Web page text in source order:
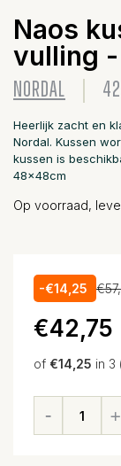
Naos
vulling
NORDAL
Heerlijk zacht en
Nordal. Kussen
kussen is
48x48cm
Op voorraad,
-€14,25
€42,75
of €14,25 in 3